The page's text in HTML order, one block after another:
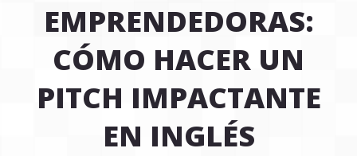
EMPRENDEDORAS:
CÓMO HACER UN
PITCH IMPACTANTE
EN INGLÉS